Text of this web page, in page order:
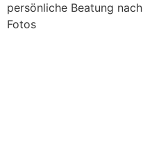
persönliche Beatung nach
Fotos